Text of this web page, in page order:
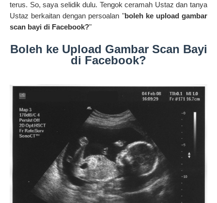
terus. So, saya selidik dulu. Tengok ceramah Ustaz dan tanya
Ustaz berkaitan dengan persoalan "boleh ke upload gambar
scan bayi di Facebook?"
Boleh ke Upload Gambar Scan Bayi
di Facebook?